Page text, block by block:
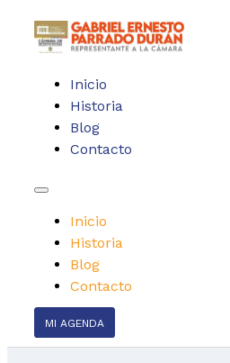
Inicio
Historia
Blog
Contacto
Inicio
Historia
Blog
Contacto
MI AGENDA